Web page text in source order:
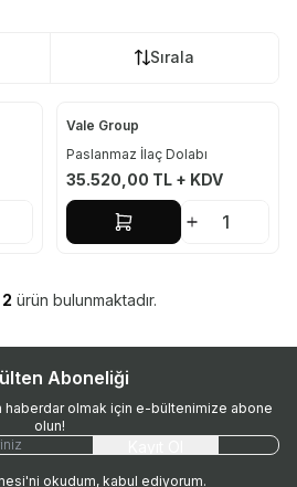
Sırala
Vale Group
Paslanmaz İlaç Dolabı
35.520,00 TL + KDV
Sepete Ekle
2 ürün bulunmaktadır.
Aboneliği
olmak için e-bültenimize abone
olun!
okudum, kabul ediyorum.